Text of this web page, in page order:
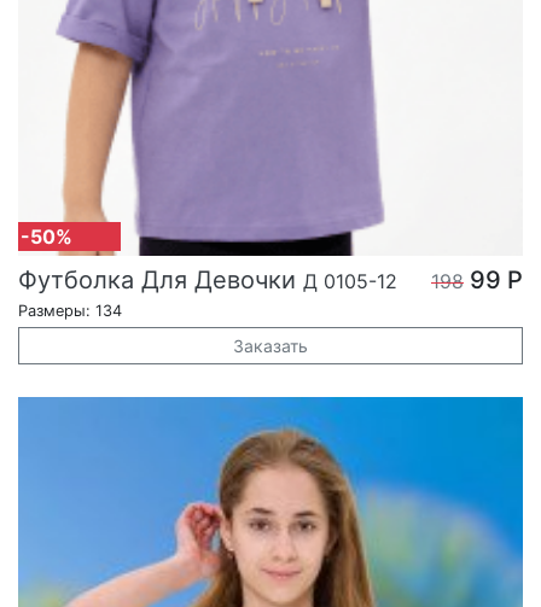
-50%
Футболка Для Девочки Д 0105-12 198 99 Р
Размеры: 134
Заказать